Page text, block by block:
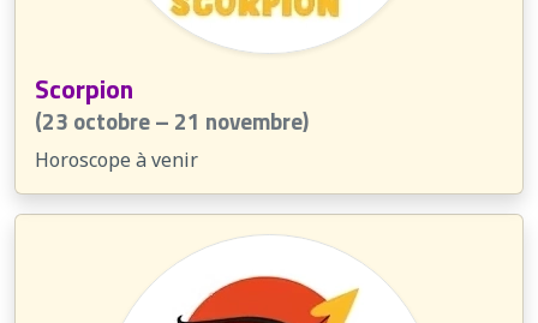
Scorpion
(23 octobre – 21 novembre)
Horoscope à venir